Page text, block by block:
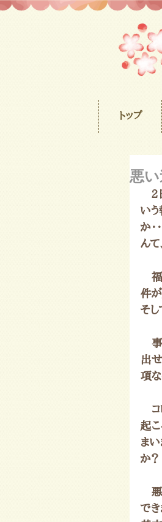
トップ
悪
2
いう
か・
んて
福
件
そし
事
出
項な
コ
起
ま
か？
悪
でき